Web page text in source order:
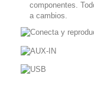
componentes.
a cambios.